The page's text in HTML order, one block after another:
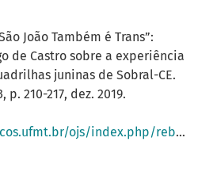
João Também é Trans”:
de Castro sobre a experiência
juninas de Sobral-CE.
p. 210-217, dez. 2019.
ojs/index.php/rebeh/article/view/10118